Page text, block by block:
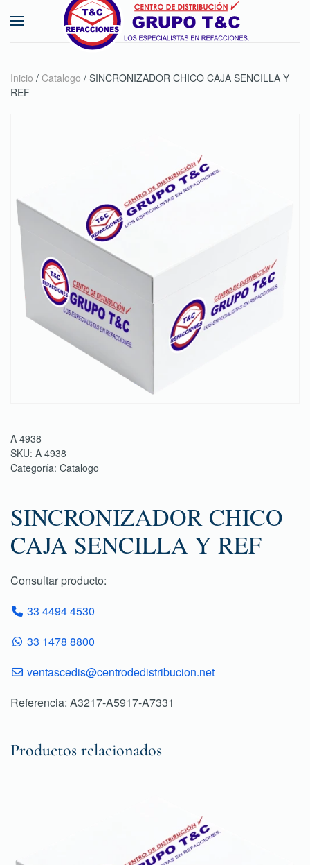
Skip to main content
Inicio / Catalogo / SINCRONIZADOR CHICO CAJA SENCILLA Y
REF
A 4938
SKU: A 4938
Categoría: Catalogo
SINCRONIZADOR CHICO
CAJA SENCILLA Y REF
Consultar producto:
33 4494 4530
33 1478 8800
ventascedis@centrodedistribucion.net
Referencia: A3217-A5917-A7331
Productos relacionados